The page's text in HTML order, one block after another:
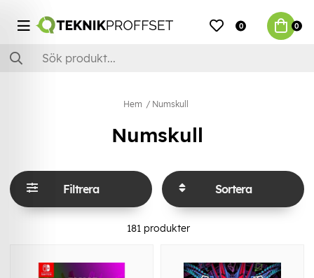
0 0
Hem Numskull
Numskull
Filtrera Sortera
181 produkter